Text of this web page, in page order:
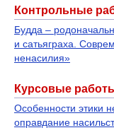
Контрольные
Будда –
и сатьяграха.
ненасилия»
Курсовые
Особенности этики
оправдание